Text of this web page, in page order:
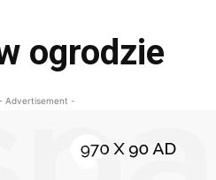
ogrodzie
Advertisement -